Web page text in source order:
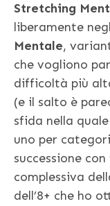
Stretching
liberamente
Mentale,
che vogliono
difficoltà più
(e il salto è
sfida nella
uno per
successione
complessiva
dell’8+ che ho